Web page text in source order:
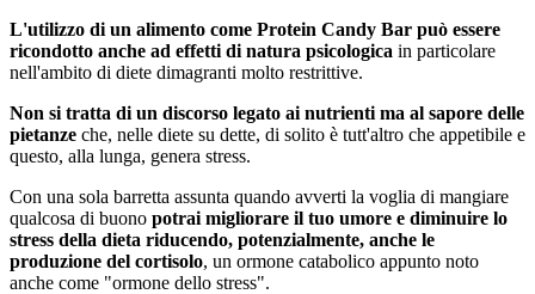
L'utilizzo di un alimento come Protein Candy Bar può essere
ricondotto anche ad effetti di natura psicologica in particolare
nell'ambito di diete dimagranti molto restrittive.
Non si tratta di un discorso legato ai nutrienti ma al sapore delle
pietanze che, nelle diete su dette, di solito è tutt'altro che appetibile e
questo, alla lunga, genera stress.
Con una sola barretta assunta quando avverti la voglia di mangiare
qualcosa di buono potrai migliorare il tuo umore e diminuire lo
stress della dieta riducendo, potenzialmente, anche le
produzione del cortisolo, un ormone catabolico appunto noto
anche come "ormone dello stress".